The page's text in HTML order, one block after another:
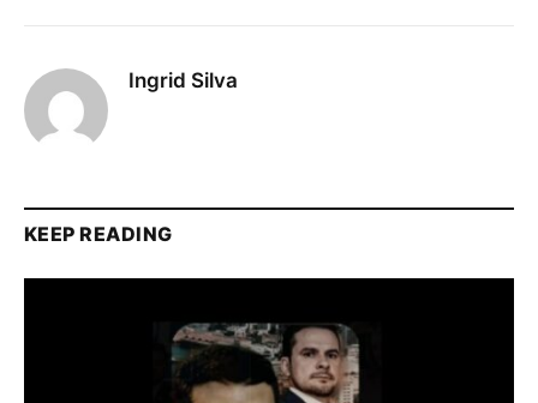
Ingrid Silva
KEEP READING